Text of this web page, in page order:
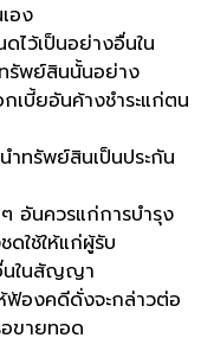
อง
ป็นอย่างอื่นใน
พย์สินนั้นอย่าง
เบี้ยอันค้างชำระแก่ตน
ำทรัพย์สินเป็นประกัน
ควรแก่การบำรุง
ใช้ให้แก่ผู้รับ
นในสัญญา
คดีดั่งจะกล่าวต่อ
ขายทอด